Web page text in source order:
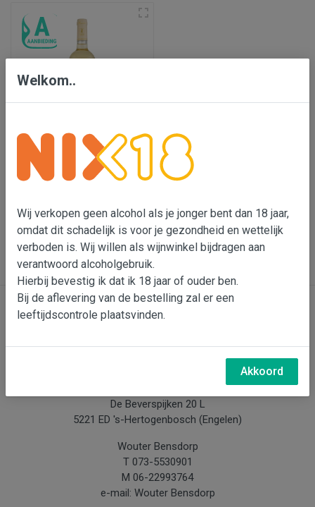
Château Hauterive le Haut
'Sainte Marie' blanc
In wijnmand
Bensdorp Wijnen, De Confrerie en Wijnkado
De Beverspijken 20 L
5221 ED 's-Hertogenbosch (Engelen)
Wouter Bensdorp
T 073-5530901
M 06-22993764
e-mail: Wouter Bensdorp
Welkom..
Wij verkopen geen alcohol als je jonger bent dan 18 jaar,
omdat dit schadelijk is voor je gezondheid en wettelijk
verboden is. Wij willen als wijnwinkel bijdragen aan
verantwoord alcoholgebruik.
Hierbij bevestig ik dat ik 18 jaar of ouder ben.
Bij de aflevering van de bestelling zal er een
leeftijdscontrole plaatsvinden.
Akkoord